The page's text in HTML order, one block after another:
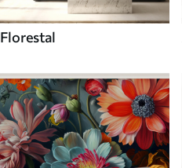
Florestal